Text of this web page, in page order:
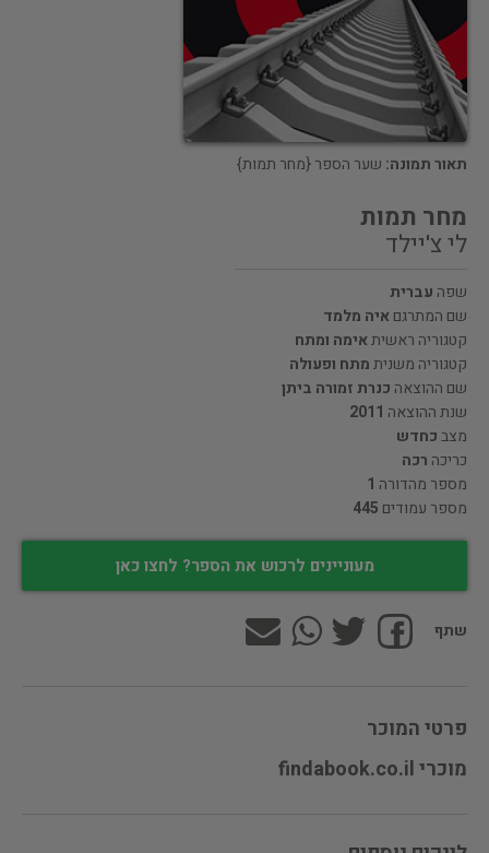
תאור תמונה: שער הספר {מחר תמות}
מחר תמות
לי צ'יילד
שפה עברית
שם המתרגםאיה מלמד
קטגוריה ראשיתאימה ומתח
קטגוריה משניתמתח ופעולה
שם ההוצאה כנרת זמורה ביתן
שנת ההוצאה 2011
מצבכחדש
כריכה רכה
מספר מהדורה 1
מספר עמודים 445
מעוניינים לרכוש את הספר? לחצו כאן
שתף
פרטי המוכר
מוכרי findabook.co.il